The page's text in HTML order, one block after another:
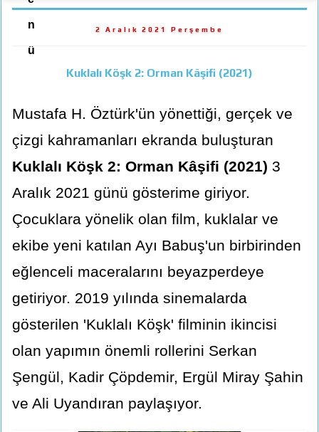
n
ü
2 Aralık 2021 Perşembe
Kuklalı Köşk 2: Orman Kâşifi (2021)
Mustafa H. Öztürk'ün yönettiği, gerçek ve
çizgi kahramanları ekranda buluşturan
Kuklalı Köşk 2: Orman Kâşifi (2021) 3
Aralık 2021 günü gösterime giriyor.
Çocuklara yönelik olan film, kuklalar ve
ekibe yeni katılan Ayı Babuş'un birbirinden
eğlenceli maceralarını beyazperdeye
getiriyor. 2019 yılında sinemalarda
gösterilen 'Kuklalı Köşk' filminin ikincisi
olan yapımın önemli rollerini Serkan
Şengül, Kadir Çöpdemir, Ergül Miray Şahin
ve Ali Uyandıran paylaşıyor.